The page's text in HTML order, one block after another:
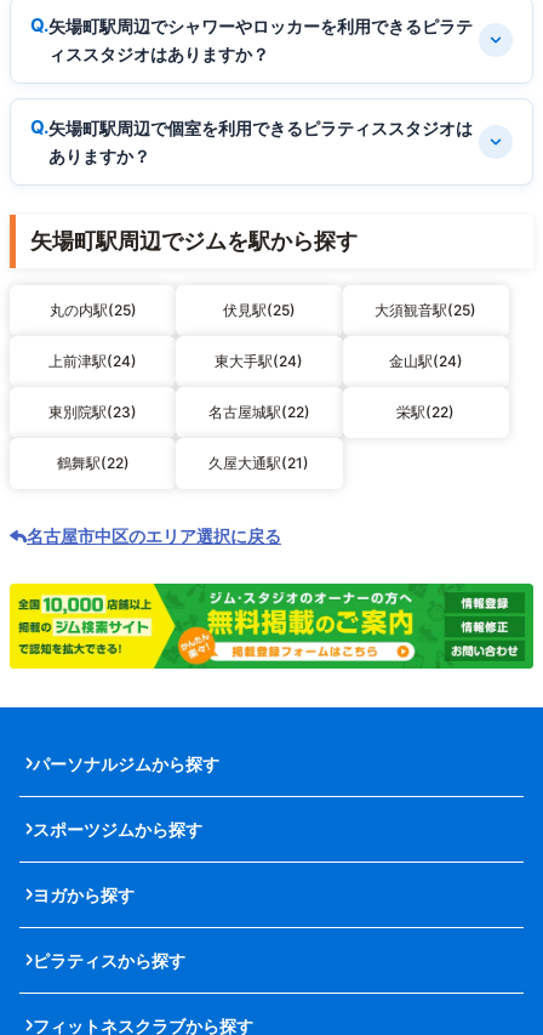
矢場町駅周辺でシャワーやロッカーを利用できるピラテ
ィススタジオはありますか？
矢場町駅周辺で個室を利用できるピラティススタジオは
ありますか？
矢場町駅周辺でジムを駅から探す
丸の内駅(25) 伏見駅(25) 大須観音駅(25)
上前津駅(24) 東大手駅(24) 金山駅(24)
東別院駅(23) 名古屋城駅(22) 栄駅(22)
鶴舞駅(22) 久屋大通駅(21)
名古屋市中区のエリア選択に戻る
パーソナルジムから探す
スポーツジムから探す
ヨガから探す
ピラティスから探す
フィットネスクラブから探す